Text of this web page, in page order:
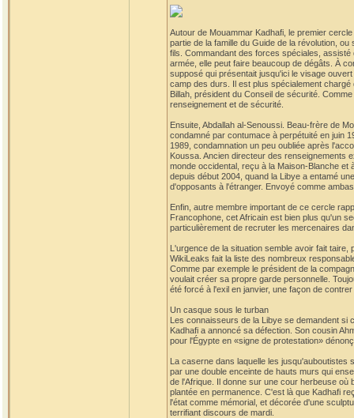
Autour de Mouammar Kadhafi, le premier
partie de la famille du Guide de la révolution,
fils. Commandant des forces spéciales,
armée, elle peut faire beaucoup de dégâts. À
supposé qui présentait jusqu'ici le visage
camp des durs. Il est plus spécialement
Billah, président du Conseil de sécurité.
renseignement et de sécurité.
Ensuite, Abdallah al-Senoussi. Beau-frère de
condamné par contumace à perpétuité en juin
1989, condamnation un peu oubliée après
Koussa. Ancien directeur des renseignements
monde occidental, reçu à la Maison-Blanche
depuis début 2004, quand la Libye a entamé
d'opposants à l'étranger. Envoyé comme
Enfin, autre membre important de ce cercle
Francophone, cet Africain est bien plus qu'un
particulièrement de recruter les mercenaires
L'urgence de la situation semble avoir fait
WikiLeaks fait la liste des nombreux
Comme par exemple le président de la
voulait créer sa propre garde personnelle.
été forcé à l'exil en janvier, une façon de
Un casque sous le turban
Les connaisseurs de la Libye se demandent si
Kadhafi a annoncé sa défection. Son cousin
pour l'Égypte en «signe de protestation»
La caserne dans laquelle les
par une double enceinte de hauts murs qui
de l'Afrique. Il donne sur une cour herbeuse où
plantée en permanence. C'est là que Kadhafi
l'état comme mémorial, et décorée d'une
terrifiant discours de mardi.